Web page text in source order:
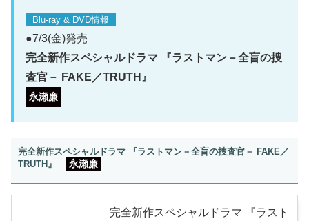
Blu-ray & DVD情報
●7/3(金)発売
完全新作スペシャルドラマ 『ラストマン－全盲の捜
査官－ FAKE／TRUTH』
永瀬廉
完全新作スペシャルドラマ 『ラストマン－全盲の捜査官－ FAKE／
TRUTH』
永瀬廉
完全新作スペシャルドラマ 『ラスト